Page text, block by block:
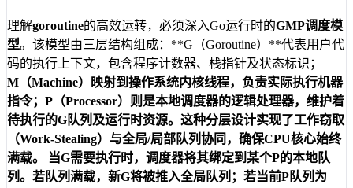
理解goroutine的高效运转，必须深入Go运行时的GMP调度模
型。该模型由三层结构组成：**G（Goroutine）**代表用户代
码的执行上下文，包含程序计数器、栈指针及状态标识；
M（Machine）
映射到操作系统内核线程，负责实际执行机器
指令； P（Processor） 则是本地调度器的逻辑处理器，维护着
待执行的G队列及运行时资源。这种分层设计实现了工作窃取
（Work-Stealing） 与全局/局部队列协同 ，确保CPU核心始终
满载。 当G需要执行时，调度器将其绑定到某个P的本地队
列。若队列满载，新G将被推入全局队列；若当前P队列为